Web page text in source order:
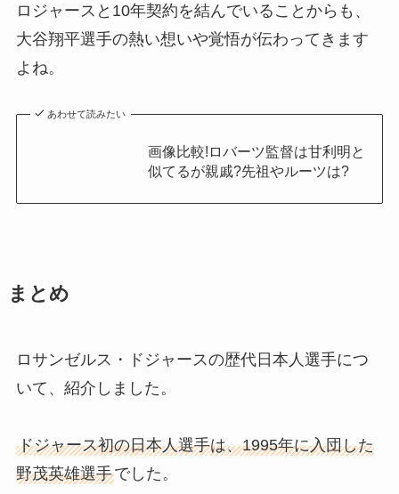
ロジャースと10年契約を結んでいることからも、
大谷翔平選手の熱い想いや覚悟が伝わってきます
よね。
あわせて読みたい
画像比較!ロバーツ監督は甘利明と
似てるが親戚?先祖やルーツは?
まとめ
ロサンゼルス・ドジャースの歴代日本人選手につ
いて、紹介しました。
ドジャース初の日本人選手は、1995年に入団した
野茂英雄選手でした。